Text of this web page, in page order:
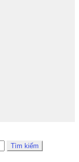
Tìm kiếm